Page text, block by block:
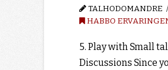
TALHODOMANDRE
HABBO
5. Play with Small
Discussions Since